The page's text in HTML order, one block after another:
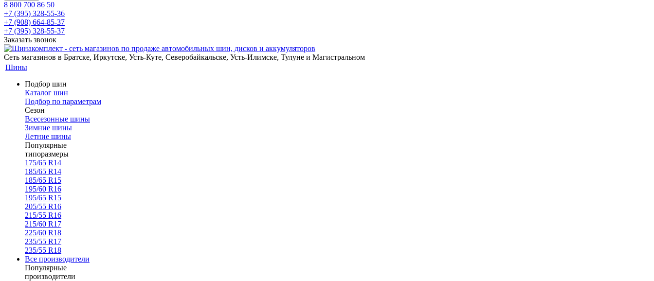
8 800 700 86 50
+7 (395) 328-55-36
+7 (908) 664-85-37
+7 (395) 328-55-37
Заказать звонок
Сеть магазинов в Братске, Иркутске, Усть-Куте, Северобайкальске, Усть-Илимске, Тулуне и Магистральном
Шины
Подбор шин
Каталог шин
Подбор по параметрам
Сезон
Всесезонные шины
Зимние шины
Летние шины
Популярные
типоразмеры
175/65 R14
185/65 R14
185/65 R15
195/60 R16
195/65 R15
205/55 R16
215/55 R16
215/60 R17
225/60 R18
235/55 R17
235/55 R18
Все производители
Популярные
производители